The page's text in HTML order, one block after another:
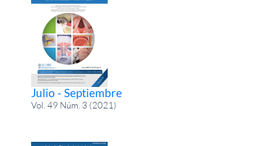
Julio - Septiembre
Vol. 49 Núm. 3 (2021)